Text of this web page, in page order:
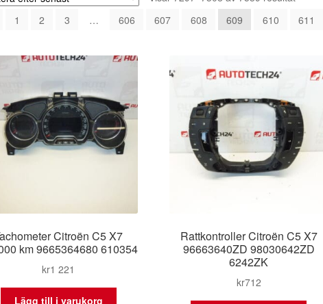
senaste
1 2 3 … 606 607 608 609 610 611
Citroën C5 X7
km 9665364680 610354
kr1 221
Lägg till i varukorg
Rattkontroller Citroën C5 X7
96663640ZD 98030642ZD
6242ZK
kr712